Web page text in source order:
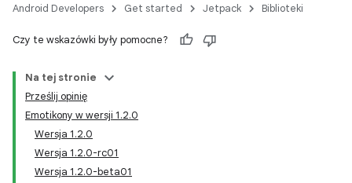
Android Developers Get started Jetpack Biblioteki
Czy te wskazówki były pomocne?
Na tej stronie
Prześlij opinię
Emotikony w wersji 1.2.0
Wersja 1.2.0
Wersja 1.2.0-rc01
Wersja 1.2.0-beta01